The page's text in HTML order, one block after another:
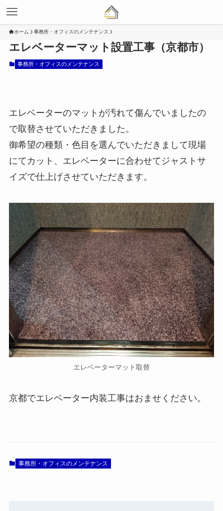
ホーム 事務所・オフィスのメンテナンス
エレベーターマット設置工事（京都市）
事務所・オフィスのメンテナンス
エレベーターのマットが汚れて傷んでいましたの
で取替させていただきました。
御希望の種類・色目を選んでいただきまして現場
にてカット、エレベーターに合わせてジャストサ
イズで仕上げさせていただきます。
エレベーターマット取替
京都でエレベーター内装工事はおませください。
事務所・オフィスのメンテナンス